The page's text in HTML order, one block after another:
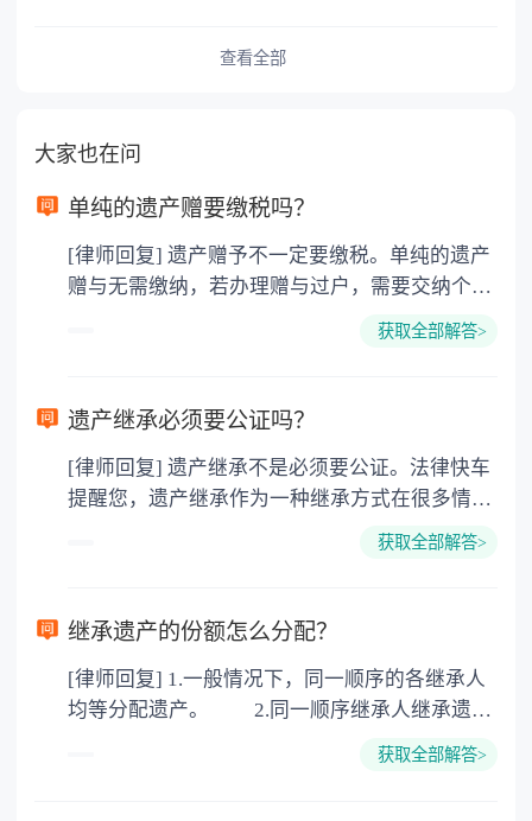
查看全部
大家也在问
单纯的遗产赠要缴税吗？
[律师回复] 遗产赠予不一定要缴税。单纯的遗产
赠与无需缴纳，若办理赠与过户，需要交纳个人
所得税、契税和公证费。赠与过户是没有增值税
要缴纳公证费，具体如下： 1. 公证费：按房
3. 印花税：按房屋评估价的0.05%缴纳 4. 土
地增值税：按房价1%缴纳 5. 房屋产权登记费：
获取全部解答>
遗产继承必须要公证吗？
[律师回复] 遗产继承不是必须要公证。法律快车
提醒您，遗产继承作为一种继承方式在很多情况
下都是不需要公证的，当然，如果需要公正的也
以防对财产继承发生纠纷，可以对遗产继承进行
公证。
获取全部解答>
继承遗产的份额怎么分配？
[律师回复] 1.一般情况下，同一顺序的各继承人
均等分配遗产。 2.同一顺序继承人继承遗产
获取全部解答>